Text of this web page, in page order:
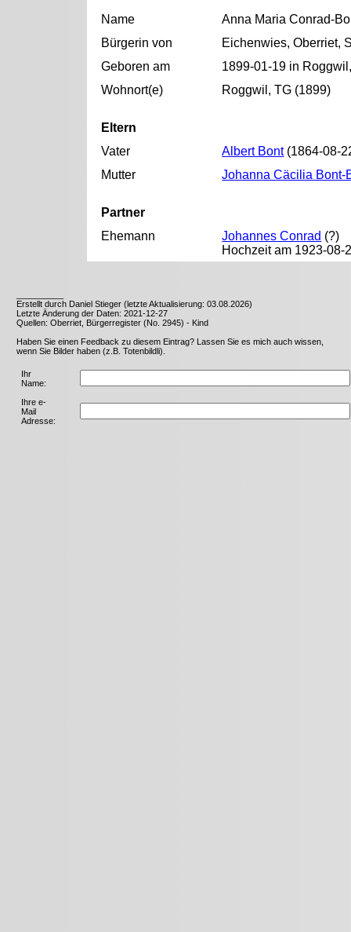
Name
Anna Maria Conrad-
Bürgerin von
Eichenwies, Oberriet,
Geboren am
1899-01-19 in
Wohnort(e)
Roggwil, TG (1899)
Eltern
Vater
Albert Bont(1864-08-
Mutter
Johanna Cäcilia Bont-
Partner
Ehemann
Johannes Conrad (?)
Hochzeit am 1923-08-
Erstellt durch Daniel Stieger (letzte Aktualisierung: 03.08.2026)
Letzte Änderung der Daten: 2021-12-27
Quellen: Oberriet, Bürgerregister (No. 2945) - Kind
Haben Sie einen Feedback zu diesem Eintrag? Lassen Sie es mich auch wissen,
wenn Sie Bilder haben (z.B. Totenbildli).
Ihr
Name:
Ihre e-
Mail
Adresse: